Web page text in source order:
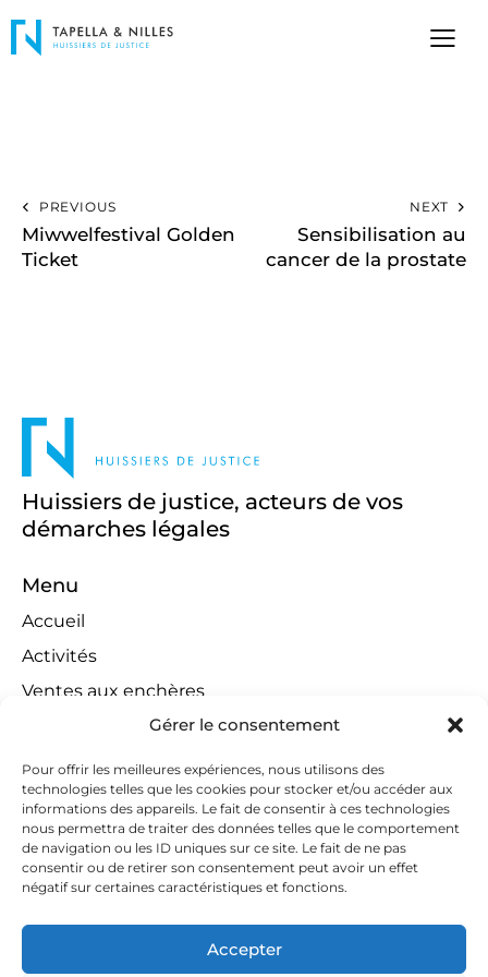
Gérer le consentement
Pour offrir les meilleures expériences, nous utilisons des
technologies telles que les cookies pour stocker et/ou accéder aux
informations des appareils. Le fait de consentir à ces technologies
nous permettra de traiter des données telles que le comportement
de navigation ou les ID uniques sur ce site. Le fait de ne pas
consentir ou de retirer son consentement peut avoir un effet
négatif sur certaines caractéristiques et fonctions.
Accepter
PREVIOUS
Miwwelfestival Golden
Ticket
NEXT
Sensibilisation au
cancer de la prostate
Huissiers de justice, acteurs de vos
démarches légales
Menu
Accueil
Activités
Ventes aux enchères
Compétences territoriales
Jeux concours
Liens
Contact
Contactez-nous
huissiers@tapella-nilles.lu